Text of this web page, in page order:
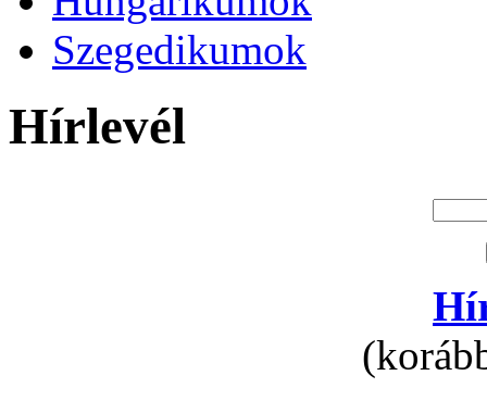
Szegedikumok
Hírlevél